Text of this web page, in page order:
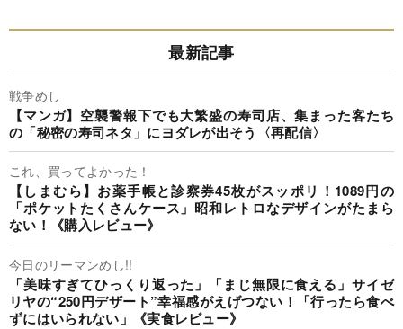
最新記事
戦争めし
【マンガ】空襲警報下でも大繁盛の寿司店、集まった客たち
の「秘密の寿司ネタ」にヨダレが出そう〈再配信〉
これ、買ってよかった！
【しまむら】お薬手帳と診察券45枚がスッポリ！1089円の
「ポケットたくさんケース」昭和レトロなデザインがたまら
ない！《購入レビュー》
今日のリーマンめし!!
「美味すぎてひっくり返った」「まじ無限に食える」サイゼ
リヤの“250円デザート”幸福感がえげつない！「行ったら食べ
ずにはいられない」《実食レビュー》